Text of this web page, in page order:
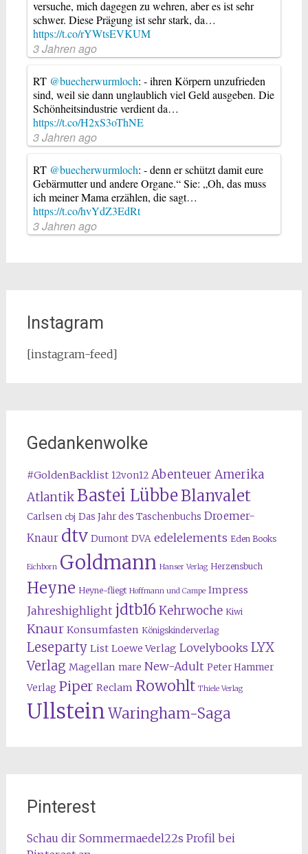
versuche, mich dagegen zu wehren, aber es ist sehr
schwer. Diese Prägung ist sehr stark, da…
https://t.co/rYWtsEVKUM
3 Jahren ago
RT @buecherwurmloch: - ihren Körpern unzufrieden
sind, weil sie dann unglaublich viel Geld ausgeben. Die
Schönheitsindustrie verdient da…
https://t.co/H2xS3oThNE
3 Jahren ago
RT @buecherwurmloch: - denn er schützt damit eure
Gebärmutter und andere Organe.“ Sie: „Oh, das muss
ich meiner Mama erzählen, die sagt…
https://t.co/hvYdZ3EdRt
3 Jahren ago
Instagram
[instagram-feed]
Gedankenwolke
#GoldenBacklist 12von12 Abenteuer Amerika
Atlantik Bastei LübbeBlanvalet
Carlsen cbj Das Jahr des Taschenbuchs Droemer-
Knaur dtv Dumont DVA edelelements Eden Books
Eichborn Goldmann Hanser Verlag Herzensbuch
Heyne Heyne-fliegt Hoffmann und Campe Impress
Jahreshighlight jdtb16 Kehrwoche Kiwi
Knaur Konsumfasten Königskinderverlag
Leseparty List Loewe Verlag Lovelybooks LYX
Verlag Magellan mare New-Adult Peter Hammer
Verlag Piper Reclam Rowohlt Thiele Verlag
UllsteinWaringham-Saga
Pinterest
Schau dir Sommermaedel22s Profil bei